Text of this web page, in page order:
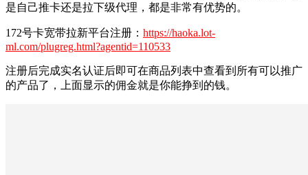
是自己推卡还是拉下级代理，都是非常有优势的。
172号卡宽带拉新平台注册： https://haoka.lot-
ml.com/plugreg.html?agentid=110533
注册后完成实名认证后即可在商品列表中查看到所有可以推广
的产品了，上面显示的佣金就是你能挣到的钱。